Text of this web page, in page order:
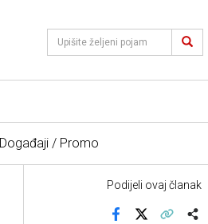
Događaji / Promo
Podijeli ovaj članak